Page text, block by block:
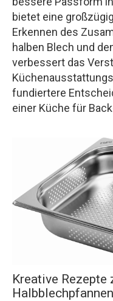
bietet eine
Erkennen des
halben Blech und
verbessert das
fundiertere
einer Küche für
Kreative Rezepte
Halbblechpfannen